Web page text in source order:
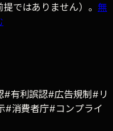
ではありません）。 無
#有利誤認#広告規制# リ
#消費者庁#コンプライ